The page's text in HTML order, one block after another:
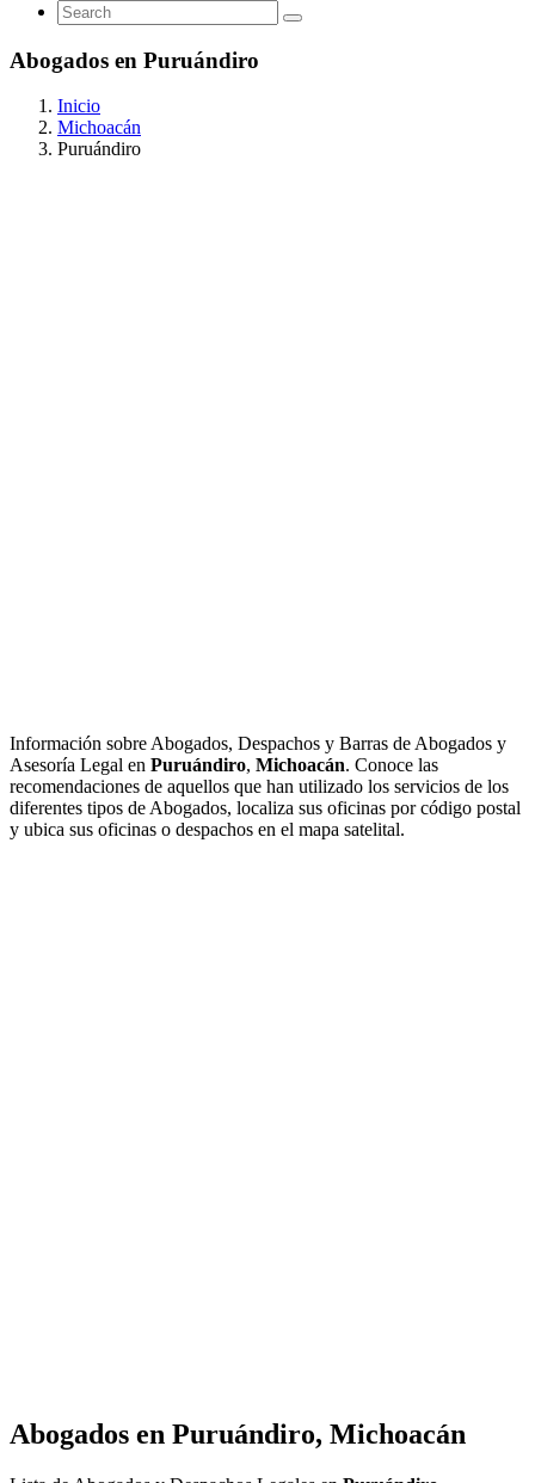
Abogados en Puruándiro
Inicio
Michoacán
Puruándiro
Información sobre Abogados, Despachos y Barras de Abogados y
Asesoría Legal en Puruándiro, Michoacán. Conoce las
recomendaciones de aquellos que han utilizado los servicios de los
diferentes tipos de Abogados, localiza sus oficinas por código postal
y ubica sus oficinas o despachos en el mapa satelital.
Abogados en Puruándiro, Michoacán